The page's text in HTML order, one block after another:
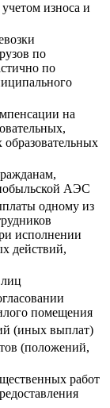
износа и
по
по
на
АЭС
одному из
исполнении
действий,
помещения
(иных выплат)
(положений,
работ